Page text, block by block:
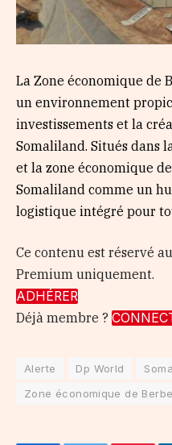
La Zone économique de
un environnement
investissements et la
Somaliland. Situés dans
et la zone économique
Somaliland comme un
logistique intégré pour
Ce contenu est réservé
Premium uniquement.
ADHÉRER
Déjà membre ?
Alerte Dp World
Zone économique de